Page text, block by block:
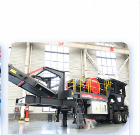
料能破碎吗？推荐用什么机器？
一小时产能多大？是用电的还是燃油的？
右的制砂机大概什么价位？
石英砂全套设备有哪些？